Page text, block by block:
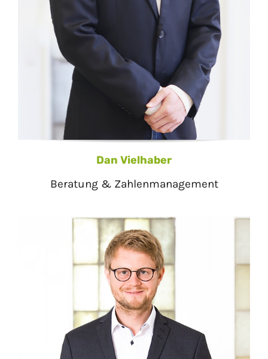
Dan Vielhaber
Beratung & Zahlenmanagement